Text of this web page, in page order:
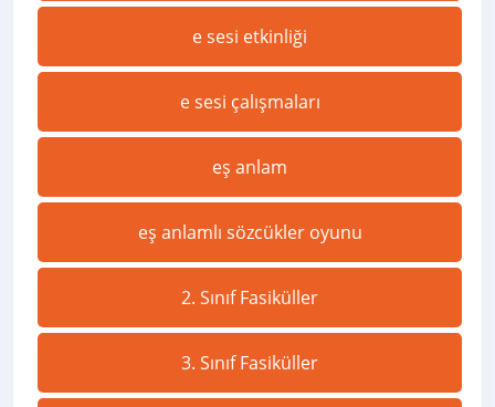
e sesi etkinliği
e sesi çalışmaları
eş anlam
eş anlamlı sözcükler oyunu
2. Sınıf Fasiküller
3. Sınıf Fasiküller